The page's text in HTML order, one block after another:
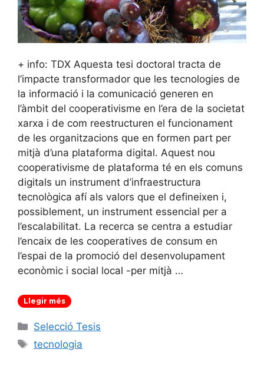
+ info: TDX Aquesta tesi doctoral tracta de
l’impacte transformador que les tecnologies de
la informació i la comunicació generen en
l’àmbit del cooperativisme en l’era de la societat
xarxa i de com reestructuren el funcionament
de les organitzacions que en formen part per
mitjà d’una plataforma digital. Aquest nou
cooperativisme de plataforma té en els comuns
digitals un instrument d’infraestructura
tecnològica afí als valors que el defineixen i,
possiblement, un instrument essencial per a
l’escalabilitat. La recerca se centra a estudiar
l’encaix de les cooperatives de consum en
l’espai de la promoció del desenvolupament
econòmic i social local -per mitjà …
Llegir més
Categories
Selecció Tesis
Etiquetes
tecnologia